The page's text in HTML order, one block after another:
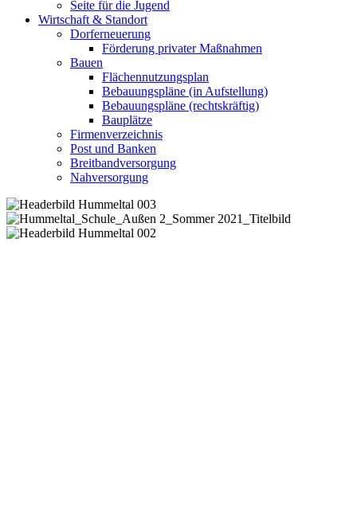
Seite für die Jugend
Wirtschaft & Standort
Dorferneuerung
Förderung privater Maßnahmen
Bauen
Flächennutzungsplan
Bebauungspläne (in Aufstellung)
Bebauungspläne (rechtskräftig)
Bauplätze
Firmenverzeichnis
Post und Banken
Breitbandversorgung
Nahversorgung